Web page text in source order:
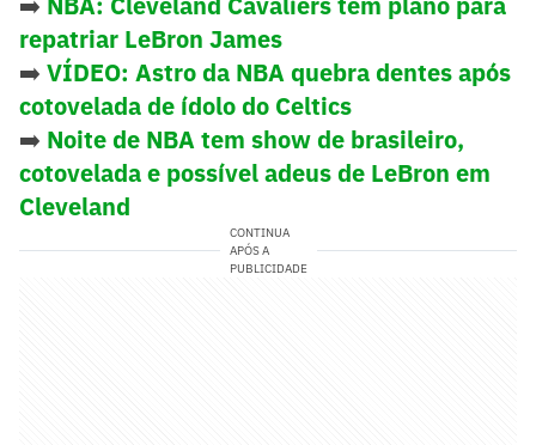
repatriar LeBron James
➡️ VÍDEO: Astro da NBA quebra dentes após
cotovelada de ídolo do Celtics
➡️ Noite de NBA tem show de brasileiro,
cotovelada e possível adeus de LeBron em
Cleveland
CONTINUA
APÓS A
PUBLICIDADE